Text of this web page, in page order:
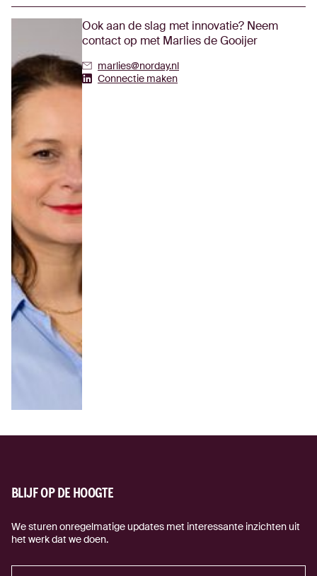
Ook aan de slag met innovatie? Neem
contact op met Marlies de Gooijer
marlies@norday.nl
Connectie maken
Marlies de Gooijer 2's Linkedin
BLIJF OP DE HOOGTE
We sturen onregelmatige updates met interessante inzichten uit
het werk dat we doen.